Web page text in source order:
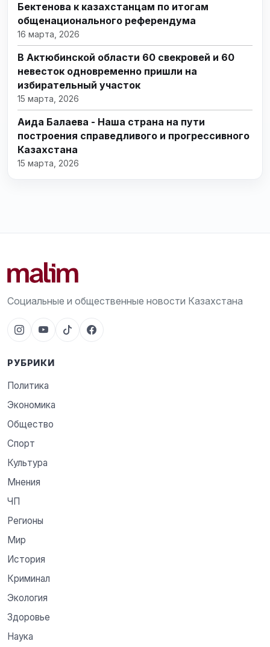
Бектенова к казахстанцам по итогам
общенационального референдума
16 марта, 2026
В Актюбинской области 60 свекровей и 60
невесток одновременно пришли на
избирательный участок
15 марта, 2026
Аида Балаева - Наша страна на пути
построения справедливого и прогрессивного
Казахстана
15 марта, 2026
Социальные и общественные новости Казахстана
РУБРИКИ
Политика
Экономика
Общество
Спорт
Культура
Мнения
ЧП
Регионы
Мир
История
Криминал
Экология
Здоровье
Наука